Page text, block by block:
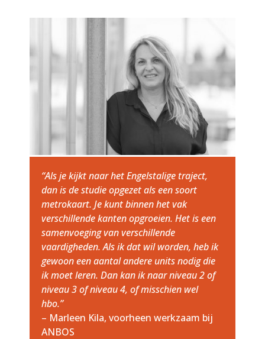
“Als je kijkt naar het Engelstalige traject,
dan is de studie opgezet als een soort
metrokaart. Je kunt binnen het vak
verschillende kanten opgroeien. Het is een
samenvoeging van verschillende
vaardigheden. Als ik dat wil worden, heb ik
gewoon een aantal andere units nodig die
ik moet leren. Dan kan ik naar niveau 2 of
niveau 3 of niveau 4, of misschien wel
hbo.”
– Marleen Kila, voorheen werkzaam bij
ANBOS